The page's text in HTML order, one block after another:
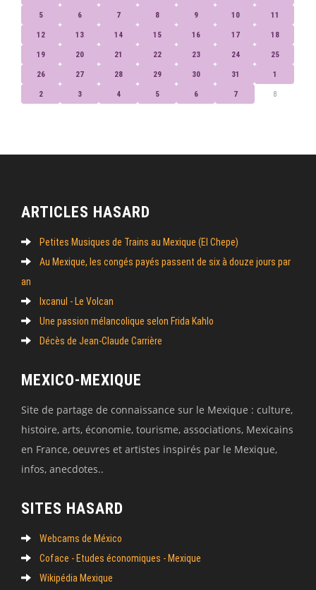
5 6 7 8 9 10 11
12 13 14 15 16 17 18
19 20 21 22 23 24 25
26 27 28 29 30 31 1
2 3 4 5 6 7 8
ARTICLES HASARD
Petites Musiques de Trains au Mexique (El Chepe)
Au Mexique, les congés payés passent de six à douze jours par
an
Ixcanul - Le Volcan
Une passion mélancolique selon Frida Kahlo
Décès de Jean-Claude Carrière
MEXICO-MEXIQUE
Site de partage de connaissance sur le Mexique : culture,
histoire, arts, économie, tourisme, associations, Mexicains
en France, oeuvres et artistes inspirés par le Mexique,
infos, anecdotes..
SITES HASARD
Webcams de México
Coface - Etudes économiques - Mexique
Wikipédia Mexique